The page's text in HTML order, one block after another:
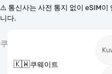
⚠️ 통신사는 사전 통지 없이 eSIM이
니다.
쿠
🇰🇼쿠웨이트